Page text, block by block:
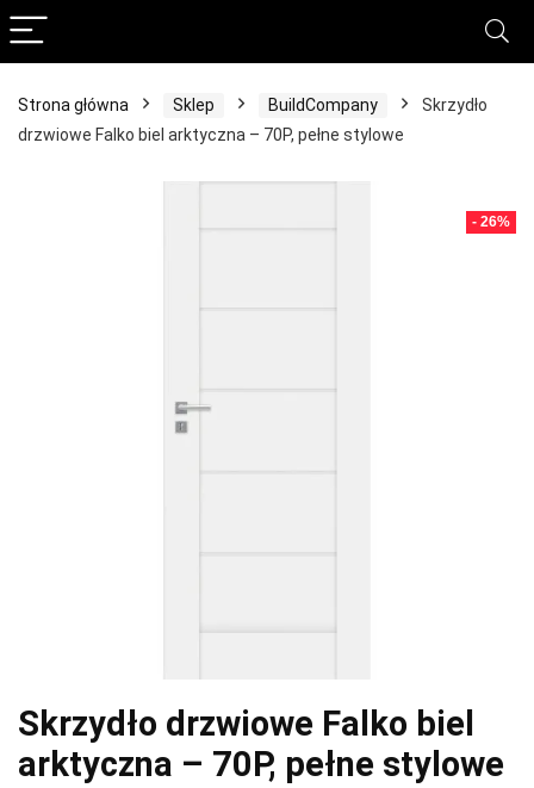
Strona główna Sklep BuildCompany
Skrzydło
drzwiowe Falko biel arktyczna – 70P, pełne stylowe
- 26%
Skrzydło drzwiowe Falko biel
arktyczna – 70P, pełne stylowe